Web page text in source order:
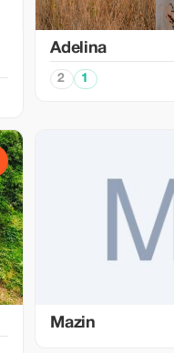
Adelina
2 1
Mazin